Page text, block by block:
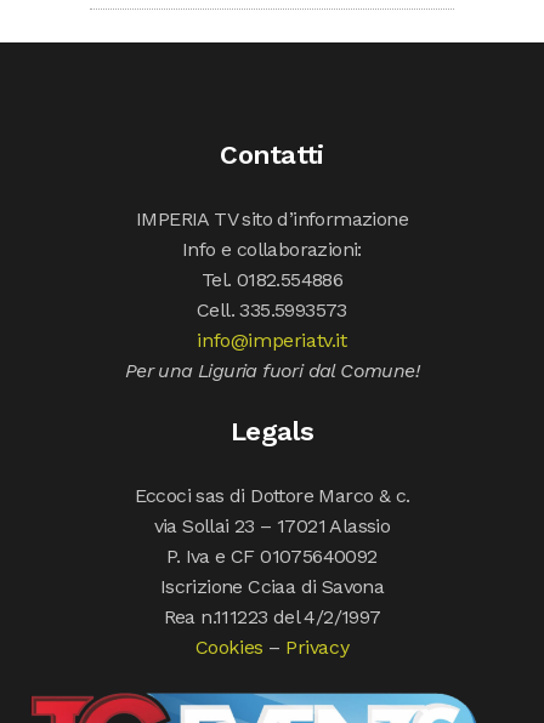
Contatti
IMPERIA TV sito d’informazione
Info e collaborazioni:
Tel. 0182.554886
Cell. 335.5993573
info@imperiatv.it
Per una Liguria fuori dal Comune!
Legals
Eccoci sas di Dottore Marco & c.
via Sollai 23 – 17021 Alassio
P. Iva e CF 01075640092
Iscrizione Cciaa di Savona
Rea n.111223 del 4/2/1997
Cookies – Privacy